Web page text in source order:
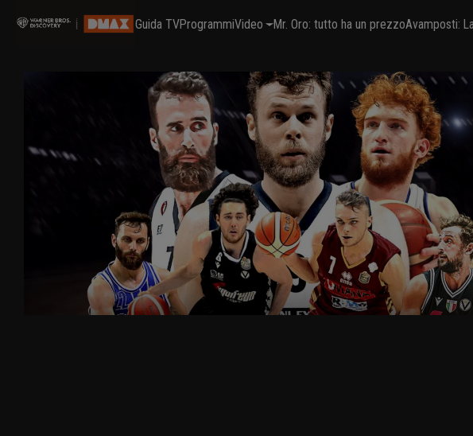
Guida TVProgrammiVideo Mr. Oro: tutto ha un prezzoAvamposti: